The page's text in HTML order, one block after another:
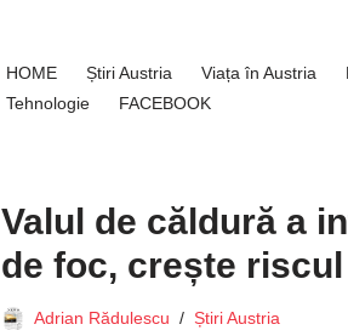
HOME Știri Austria Viața în Austria
Tehnologie
FACEBOOK
Valul de căldură a
de foc, crește
Adrian Rădulescu Știri Austria